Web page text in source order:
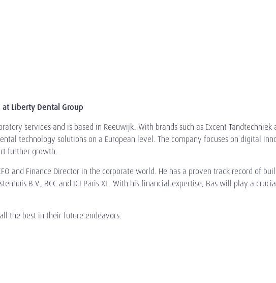
Liberty Dental Group
services and is based in Reeuwijk. With brands such as Excent Tandtechniek
technology solutions on a European level. The company focuses on digital
further growth.
and Finance Director in the corporate world. He has a proven track record of
B.V., BCC and ICI Paris XL. With his financial expertise, Bas will play a
the best in their future endeavors.